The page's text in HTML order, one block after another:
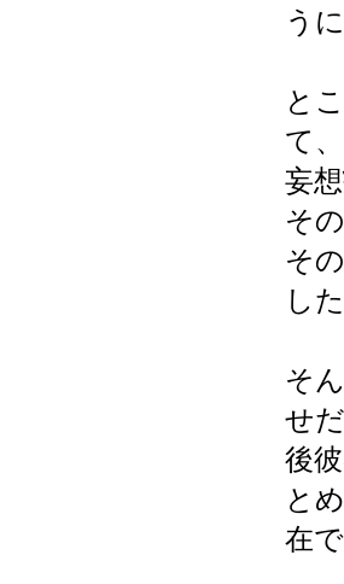
う
と
て
妄
そ
そ
し
そ
せ
後
と
在